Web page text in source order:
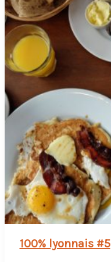
100% lyonnais #5